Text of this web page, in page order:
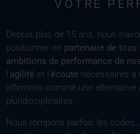
VOTRE
Depuis plus de 15 ans, nous
positionner en partenaire de
ambitions de performance de
l’agilité et l’écoute nécessaires à
affirmons comme une
pluridisciplinaires.
Nous rompons parfois les